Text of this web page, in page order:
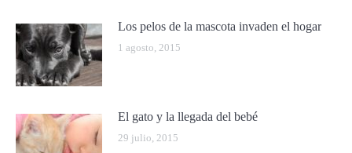
Los pelos de la mascota invaden el hogar
1 agosto, 2015
El gato y la llegada del bebé
29 julio, 2015